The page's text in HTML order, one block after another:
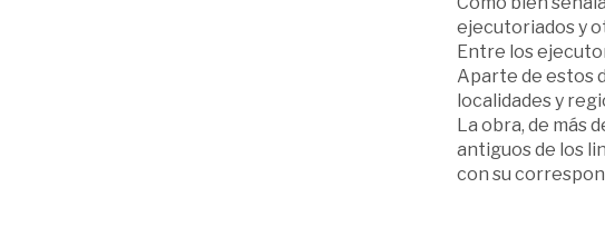
ejecutoriados y
Entre los
Aparte de estos
localidades y
La obra, de más
antiguos de los
con su